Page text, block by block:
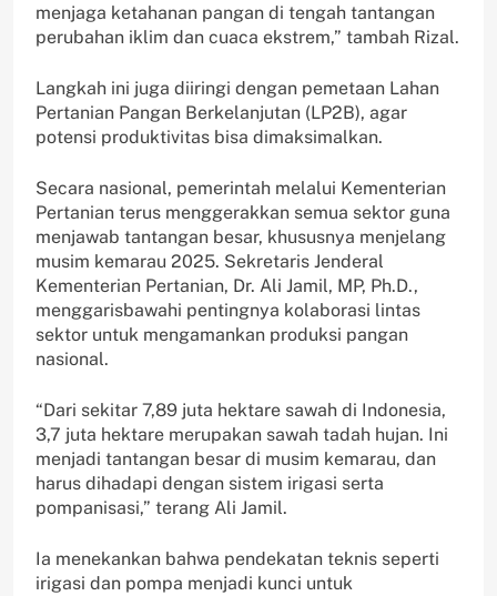
menjaga ketahanan pangan di tengah tantangan
perubahan iklim dan cuaca ekstrem,” tambah Rizal.
Langkah ini juga diiringi dengan pemetaan Lahan
Pertanian Pangan Berkelanjutan (LP2B), agar
potensi produktivitas bisa dimaksimalkan.
Secara nasional, pemerintah melalui Kementerian
Pertanian terus menggerakkan semua sektor guna
menjawab tantangan besar, khususnya menjelang
musim kemarau 2025. Sekretaris Jenderal
Kementerian Pertanian, Dr. Ali Jamil, MP, Ph.D.,
menggarisbawahi pentingnya kolaborasi lintas
sektor untuk mengamankan produksi pangan
nasional.
“Dari sekitar 7,89 juta hektare sawah di Indonesia,
3,7 juta hektare merupakan sawah tadah hujan. Ini
menjadi tantangan besar di musim kemarau, dan
harus dihadapi dengan sistem irigasi serta
pompanisasi,” terang Ali Jamil.
Ia menekankan bahwa pendekatan teknis seperti
irigasi dan pompa menjadi kunci untuk